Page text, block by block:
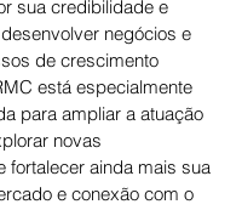
sua credibilidade e
negócios e
de crescimento
está especialmente
para ampliar a atuação
novas
fortalecer ainda mais sua
e conexão com o